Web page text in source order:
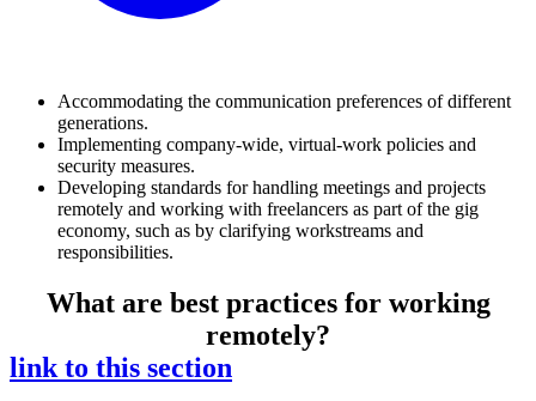
Accommodating the communication preferences of different
generations.
Implementing company-wide, virtual-work policies and
security measures.
Developing standards for handling meetings and projects
remotely and working with freelancers as part of the gig
economy, such as by clarifying workstreams and
responsibilities.
What are best practices for working
remotely?
link to this section